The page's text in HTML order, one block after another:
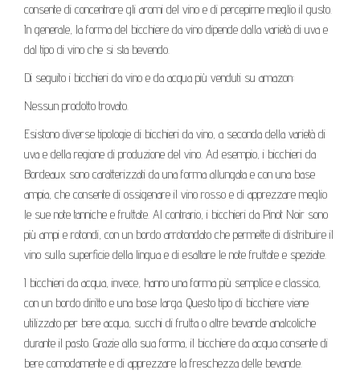
consente di concentrare gli aromi del vino e di percepirne meglio il gusto.
In generale, la forma del bicchiere da vino dipende dalla varietà di uva e
dal tipo di vino che si sta bevendo.
Di seguito i bicchieri da vino e da acqua più venduti su amazon:
Nessun prodotto trovato.
Esistono diverse tipologie di bicchieri da vino, a seconda della varietà di
uva e della regione di produzione del vino. Ad esempio, i bicchieri da
Bordeaux sono caratterizzati da una forma allungata e con una base
ampia, che consente di ossigenare il vino rosso e di apprezzare meglio
le sue note tanniche e fruttate. Al contrario, i bicchieri da Pinot Noir sono
più ampi e rotondi, con un bordo arrotondato che permette di distribuire il
vino sulla superficie della lingua e di esaltare le note fruttate e speziate.
I bicchieri da acqua, invece, hanno una forma più semplice e classica,
con un bordo diritto e una base larga. Questo tipo di bicchiere viene
utilizzato per bere acqua, succhi di frutta o altre bevande analcoliche
durante il pasto. Grazie alla sua forma, il bicchiere da acqua consente di
bere comodamente e di apprezzare la freschezza delle bevande.